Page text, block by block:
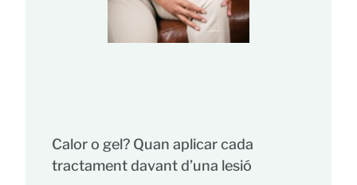
Calor o gel? Quan aplicar cada
tractament davant d’una lesió